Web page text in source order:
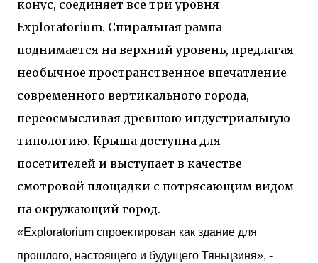
конус, соединяет все три уровня
Exploratorium. Спиральная рампа
поднимается на верхний уровень, предлагая
необычное пространственное впечатление
современного вертикального города,
переосмысливая древнюю индустриальную
типологию. Крыша доступна для
посетителей и выступает в качестве
смотровой площадки с потрясающим видом
на окружающий город.
«Exploratorium спроектирован как здание для
прошлого, настоящего и будущего Тяньцзиня», -